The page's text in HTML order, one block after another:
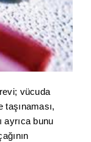
vücuda
ayrıca bunu